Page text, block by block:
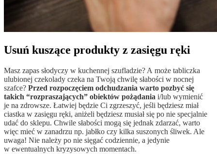
Usuń kuszące produkty z zasięgu ręki
Masz zapas słodyczy w kuchennej szufladzie? A może tabliczka
ulubionej czekolady czeka na Twoją chwilę słabości w nocnej
szafce? Przed rozpoczęciem odchudzania warto pozbyć się
takich “rozpraszających” obiektów pożądania i/lub wymienić
je na zdrowsze. Łatwiej będzie Ci zgrzeszyć, jeśli będziesz miał
ciastka w zasięgu ręki, aniżeli będziesz musiał się po nie specjalnie
udać do sklepu. Chwile słabości mogą się jednak zdarzać, warto
więc mieć w zanadrzu np. jabłko czy kilka suszonych śliwek. Ale
uwaga! Nie należy po nie sięgać codziennie, a jedynie
w ewentualnych kryzysowych momentach.